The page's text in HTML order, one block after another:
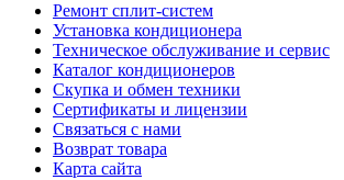
Ремонт сплит-систем
Установка кондиционера
Техническое обслуживание и сервис
Каталог кондиционеров
Скупка и обмен техники
Сертификаты и лицензии
Связаться с нами
Возврат товара
Карта сайта